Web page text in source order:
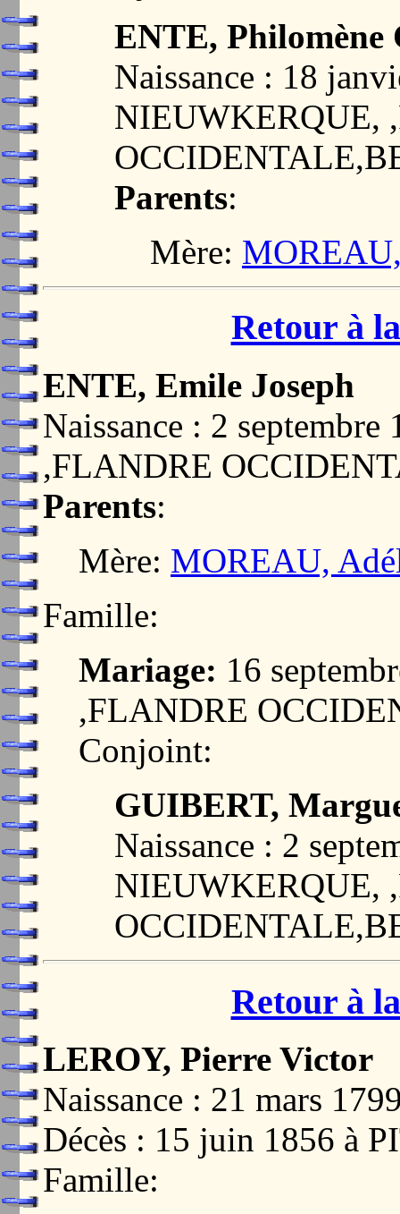
ENTE, Philomène
Naissance : 18
NIEUWKERQUE,
Parents:
Mère:
Retour à
ENTE, Emile Joseph
Naissance : 2
,FLANDRE
Parents:
Mère: MOREAU,
Famille:
Mariage: 16
,FLANDRE
Conjoint:
GUIBERT,
Naissance : 2
NIEUWKERQUE,
Retour à
LEROY, Pierre Victor
Naissance : 21 mars
Décès : 15 juin 1856 à
Famille: